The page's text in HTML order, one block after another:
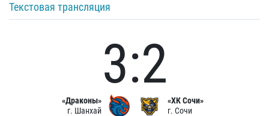
Текстовая трансляция
«Драконы»
г. Шанхай
3:2
«ХК Сочи»
г. Сочи